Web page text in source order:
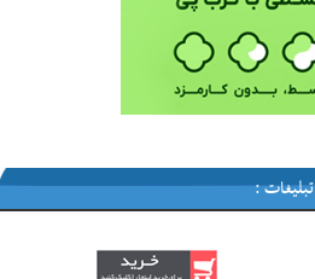
تبلیغات :